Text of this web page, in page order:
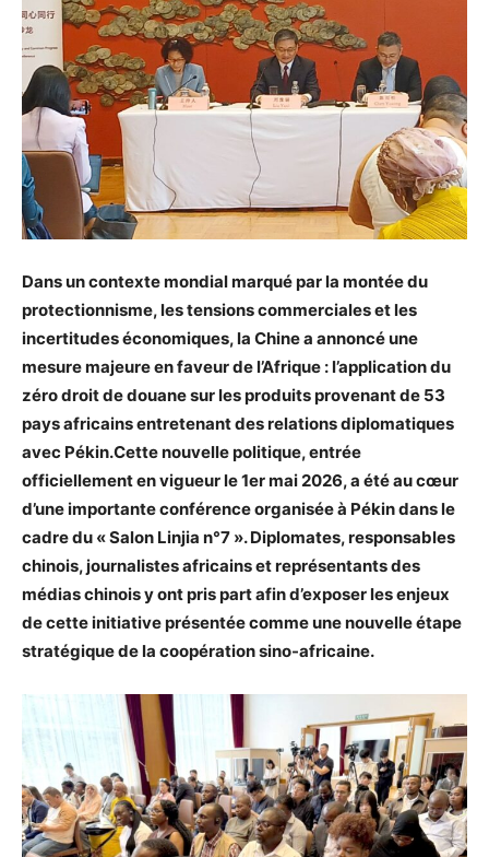
Dans un contexte mondial marqué par la montée du
protectionnisme, les tensions commerciales et les
incertitudes économiques, la Chine a annoncé une
mesure majeure en faveur de l’Afrique : l’application du
zéro droit de douane sur les produits provenant de 53
pays africains entretenant des relations diplomatiques
avec Pékin.Cette nouvelle politique, entrée
officiellement en vigueur le 1er mai 2026, a été au cœur
d’une importante conférence organisée à Pékin dans le
cadre du « Salon Linjia n°7 ». Diplomates, responsables
chinois, journalistes africains et représentants des
médias chinois y ont pris part afin d’exposer les enjeux
de cette initiative présentée comme une nouvelle étape
stratégique de la coopération sino-africaine.